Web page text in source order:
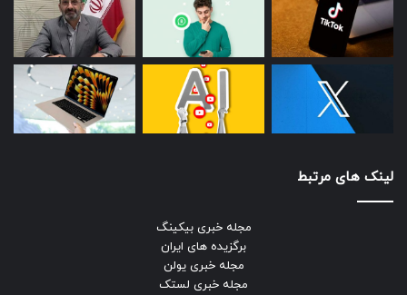
لینک های مرتبط
مجله خبری بیکینگ
برگزیده های ایران
مجله خبری یولن
مجله خبری لستک